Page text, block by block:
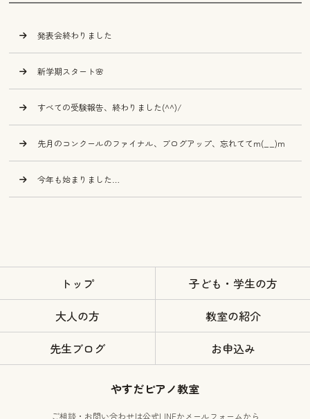
発表会終わりました
新学期スタート🌸
すべての受験報告、終わりました(^^)/
先月のコンクールのファイナル、ブログアップ、忘れててm(__)m
今年も始まりました…
トップ
子ども・学生の方
大人の方
教室の紹介
先生ブログ
お申込み
やすだピアノ教室
ご相談・お問い合わせは公式LINEかメールフォームから